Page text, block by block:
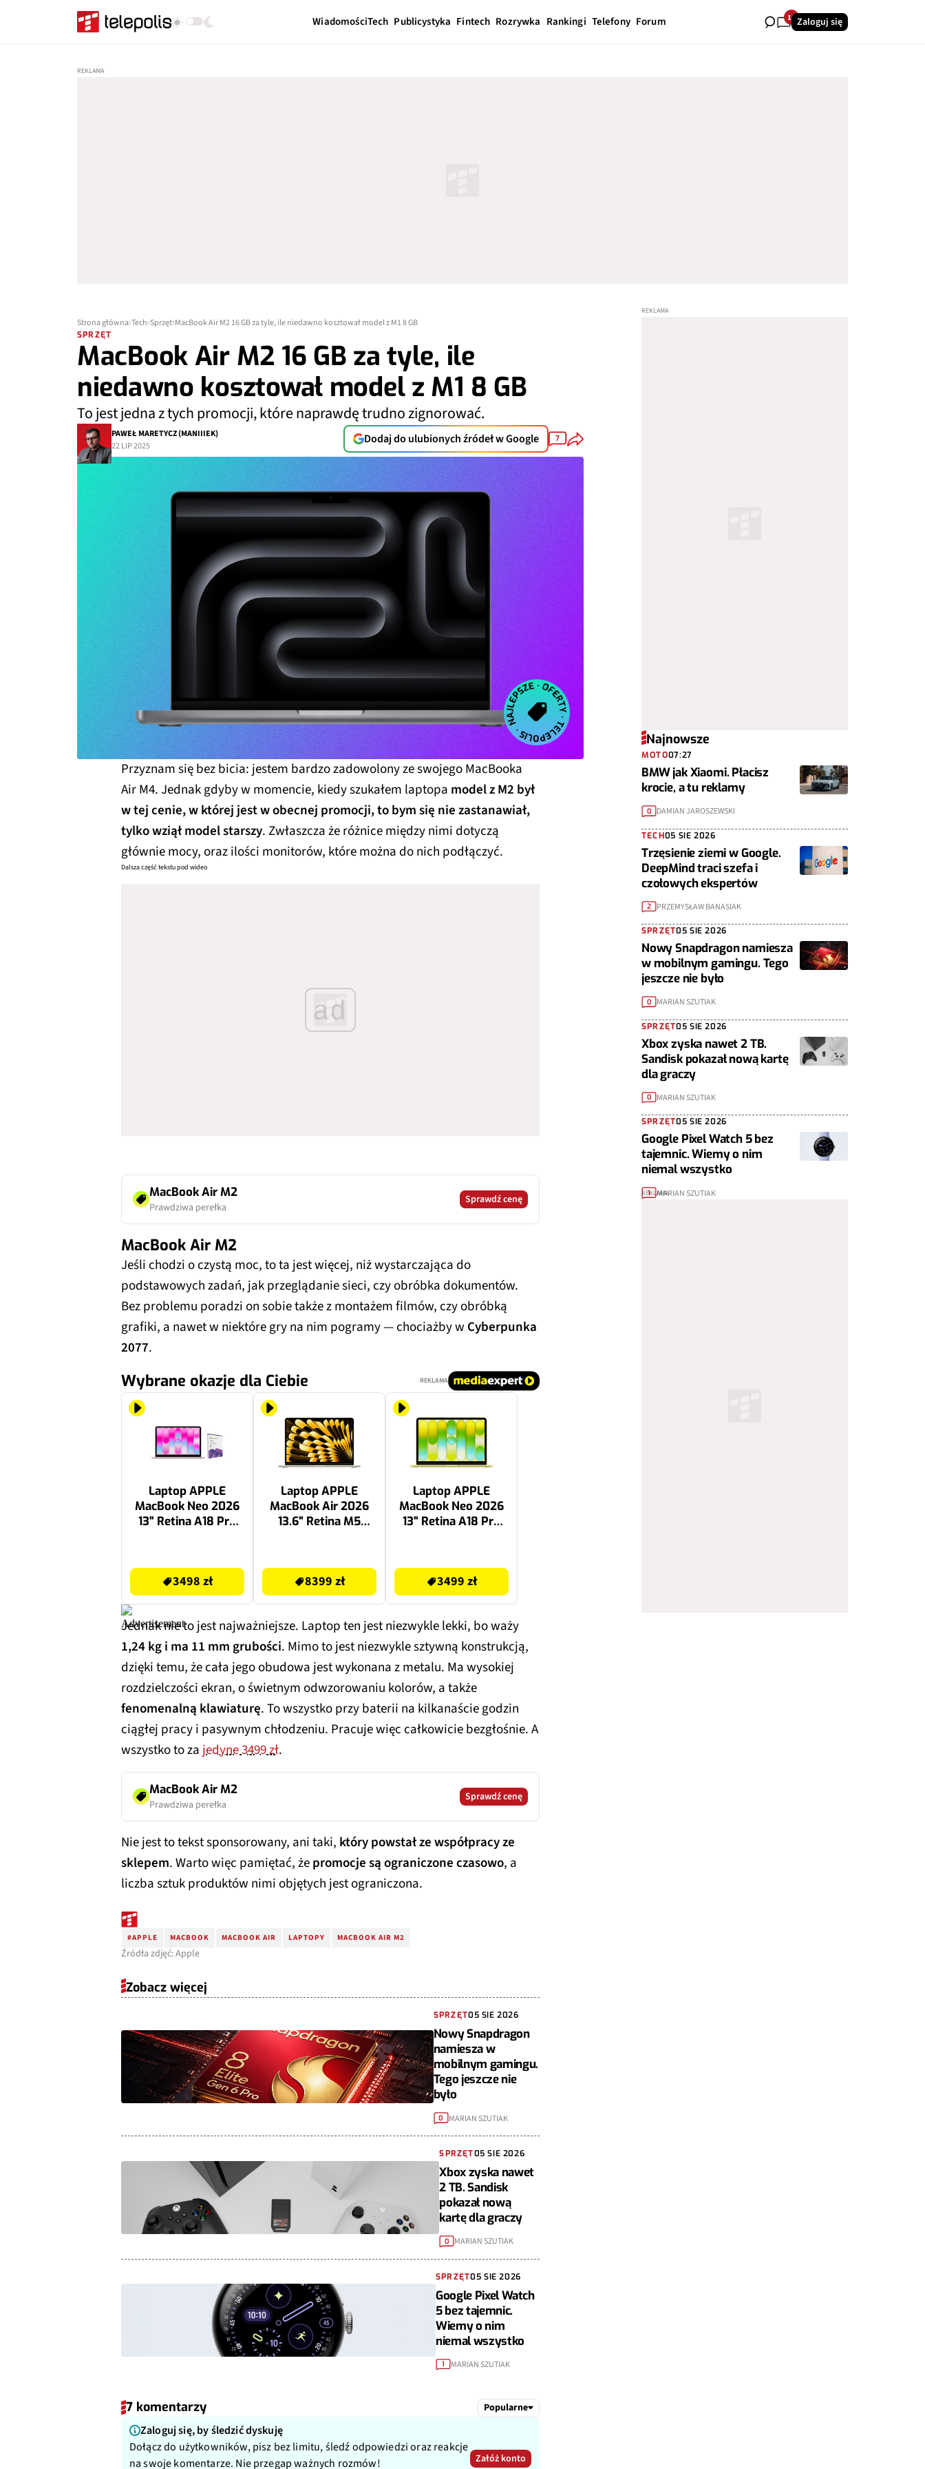
WiadomościTech Publicystyka Fintech Rozrywka Rankingi Telefony Forum 15Zaloguj się
Strona główna Tech Sprzęt MacBook Air M2 16 GB za tyle, ile niedawno kosztował model z M1 8 GB
SPRZĘT
MacBook Air M2 16 GB za tyle, ile
niedawno kosztował model z M1 8 GB
To jest jedna z tych promocji, które naprawdę trudno zignorować.
PAWEŁ MARETYCZ (MANIIIEK)
22 LIP 2025
Dodaj do ulubionych źródeł w Google 7
Przyznam się bez bicia: jestem bardzo zadowolony ze swojego MacBooka
Air M4. Jednak gdyby w momencie, kiedy szukałem laptopa model z M2 był
w tej cenie, w której jest w obecnej promocji, to bym się nie zastanawiał,
tylko wziął model starszy. Zwłaszcza że różnice między nimi dotyczą
głównie mocy, oraz ilości monitorów, które można do nich podłączyć.
Dalsza część tekstu pod wideo
ad
MacBook Air M2
Prawdziwa perełka
Sprawdź cenę
MacBook Air M2
Jeśli chodzi o czystą moc, to ta jest więcej, niż wystarczająca do
podstawowych zadań, jak przeglądanie sieci, czy obróbka dokumentów.
Bez problemu poradzi on sobie także z montażem filmów, czy obróbką
grafiki, a nawet w niektóre gry na nim pogramy — chociażby w Cyberpunka
2077.
Wybrane okazje dla Ciebie REKLAMA
Laptop APPLE
MacBook Neo 2026
13" Retina A18 Pro
róż + Program
MICROSOFT 365
Family
3498 zł
Laptop APPLE
MacBook Air 2026
13.6" Retina M5
poświata
8399 zł
Laptop APPLE
MacBook Neo 2026
13" Retina A18 Pro
Cytrusowożółty
3499 zł
Jednak nie to jest najważniejsze. Laptop ten jest niezwykle lekki, bo waży
1,24 kg i ma 11 mm grubości. Mimo to jest niezwykle sztywną konstrukcją,
dzięki temu, że cała jego obudowa jest wykonana z metalu. Ma wysokiej
rozdzielczości ekran, o świetnym odwzorowaniu kolorów, a także
fenomenalną klawiaturę. To wszystko przy baterii na kilkanaście godzin
ciągłej pracy i pasywnym chłodzeniu. Pracuje więc całkowicie bezgłośnie. A
wszystko to zajedyne 3499 zł.
MacBook Air M2
Prawdziwa perełka
Sprawdź cenę
Nie jest to tekst sponsorowany, ani taki, który powstał ze współpracy ze
sklepem. Warto więc pamiętać, żepromocje są ograniczone czasowo, a
liczba sztuk produktów nimi objętych jest ograniczona.
#APPLE MACBOOK MACBOOK AIR LAPTOPY MACBOOK AIR M2
Źródła zdjęć: Apple
Zobacz więcej
SPRZĘT05 SIE 2026
Nowy Snapdragon
namiesza w
mobilnym gamingu.
Tego jeszcze nie
było
0 MARIAN SZUTIAK
SPRZĘT05 SIE 2026
Xbox zyska nawet
2 TB. Sandisk
pokazał nową
kartę dla graczy
0 MARIAN SZUTIAK
SPRZĘT05 SIE 2026
Google Pixel Watch
5 bez tajemnic.
Wiemy o nim
niemal wszystko
1 MARIAN SZUTIAK
7 komentarzy Popularne
Zaloguj się, by śledzić dyskuję
Dołącz do użytkowników, pisz bez limitu, śledź odpowiedzi oraz reakcje
na swoje komentarze. Nie przegap ważnych rozmów!
Załóż konto
Najnowsze
MOTO07:27
BMW jak Xiaomi. Płacisz
krocie, a tu reklamy
0 DAMIAN JAROSZEWSKI
TECH05 SIE 2026
Trzęsienie ziemi w Google.
DeepMind traci szefa i
czołowych ekspertów
2 PRZEMYSŁAW BANASIAK
SPRZĘT05 SIE 2026
Nowy Snapdragon namiesza
w mobilnym gamingu. Tego
jeszcze nie było
0 MARIAN SZUTIAK
SPRZĘT05 SIE 2026
Xbox zyska nawet 2 TB.
Sandisk pokazał nową kartę
dla graczy
0 MARIAN SZUTIAK
SPRZĘT05 SIE 2026
Google Pixel Watch 5 bez
tajemnic. Wiemy o nim
niemal wszystko
1 MARIAN SZUTIAK